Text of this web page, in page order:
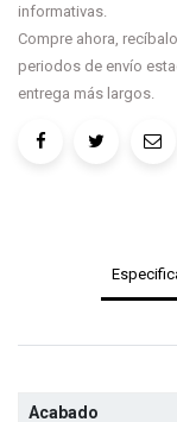
informativas.
Compre ahora,
periodos de envío
entrega más largos.
Acabado